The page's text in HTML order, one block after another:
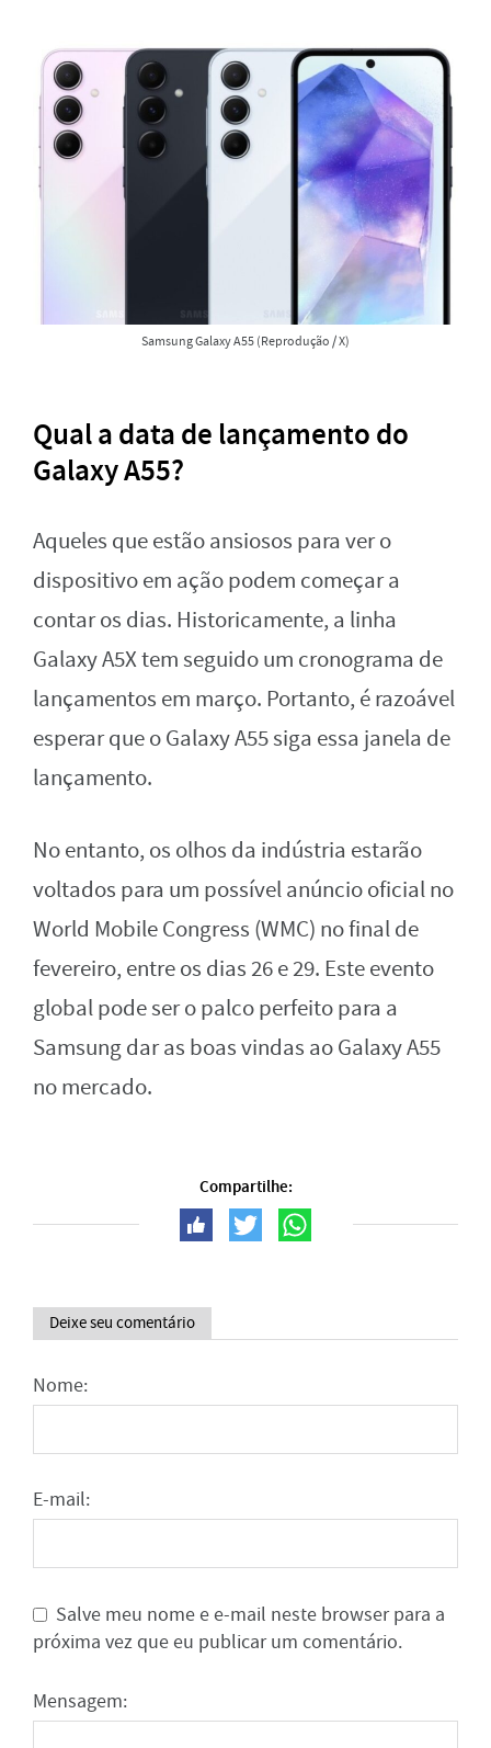
Samsung Galaxy A55 (Reprodução / X)
Qual a data de lançamento do
Galaxy A55?
Aqueles que estão ansiosos para ver o
dispositivo em ação podem começar a
contar os dias. Historicamente, a linha
Galaxy A5X tem seguido um cronograma de
lançamentos em março. Portanto, é razoável
esperar que o Galaxy A55 siga essa janela de
lançamento.
No entanto, os olhos da indústria estarão
voltados para um possível anúncio oficial no
World Mobile Congress (WMC) no final de
fevereiro, entre os dias 26 e 29. Este evento
global pode ser o palco perfeito para a
Samsung dar as boas vindas ao Galaxy A55
no mercado.
Compartilhe:
Deixe seu comentário
Nome:
E-mail:
Salve meu nome e e-mail neste browser para a
próxima vez que eu publicar um comentário.
Mensagem: